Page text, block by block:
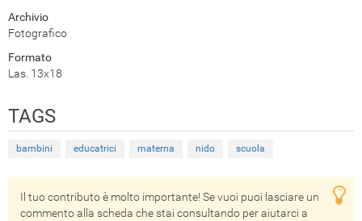
Archivio
Fotografico
Formato
Las. 13x18
TAGS
bambini educatrici materna nido scuola
Il tuo contributo è molto importante! Se vuoi puoi lasciare un
commento alla scheda che stai consultando per aiutarci a